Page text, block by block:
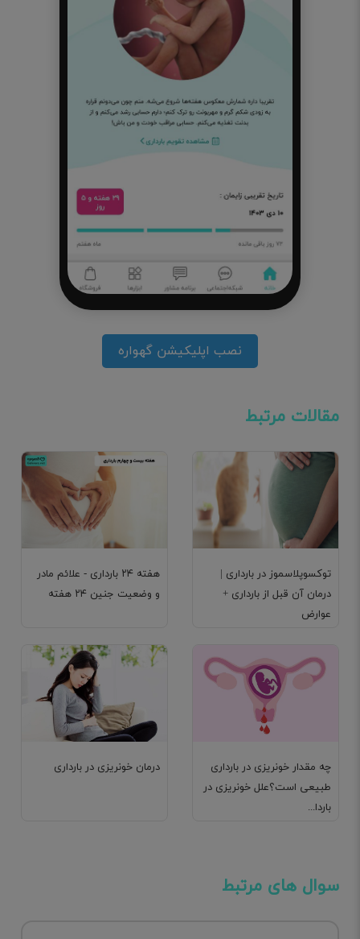
نصب اپلیکیشن گهواره
مقالات مرتبط
هفته ۲۴ بارداری - علائم مادر
و وضعیت جنین ۲۴ هفته
توکسوپلاسموز در بارداری |
درمان آن قبل از بارداری +
عوارض
درمان خونریزی در بارداری
چه مقدار خونریزی در بارداری
طبیعی است؟علل خونریزی در
باردا...
سوال های مرتبط